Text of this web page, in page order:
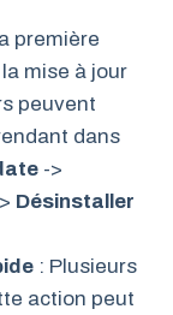
première
mise à jour
peuvent
dans
->
Désinstaller
: Plusieurs
action peut